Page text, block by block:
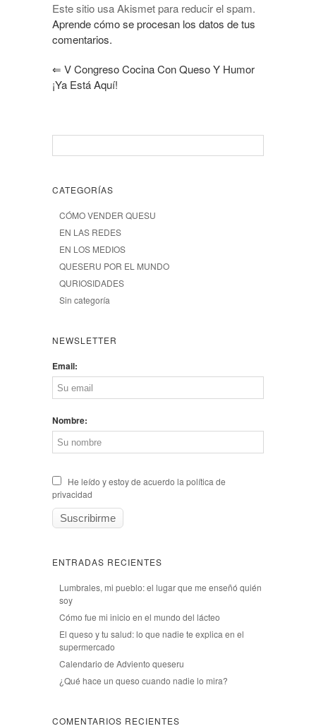
Este sitio usa Akismet para reducir el spam.
Aprende cómo se procesan los datos de tus
comentarios.
⇐ V Congreso Cocina Con Queso Y Humor
¡Ya Está Aquí!
CATEGORÍAS
CÓMO VENDER QUESU
EN LAS REDES
EN LOS MEDIOS
QUESERU POR EL MUNDO
QURIOSIDADES
Sin categoría
NEWSLETTER
Email:
Nombre:
He leído y estoy de acuerdo la política de
privacidad
ENTRADAS RECIENTES
Lumbrales, mi pueblo: el lugar que me enseñó quién
soy
Cómo fue mi inicio en el mundo del lácteo
El queso y tu salud: lo que nadie te explica en el
supermercado
Calendario de Adviento queseru
¿Qué hace un queso cuando nadie lo mira?
COMENTARIOS RECIENTES